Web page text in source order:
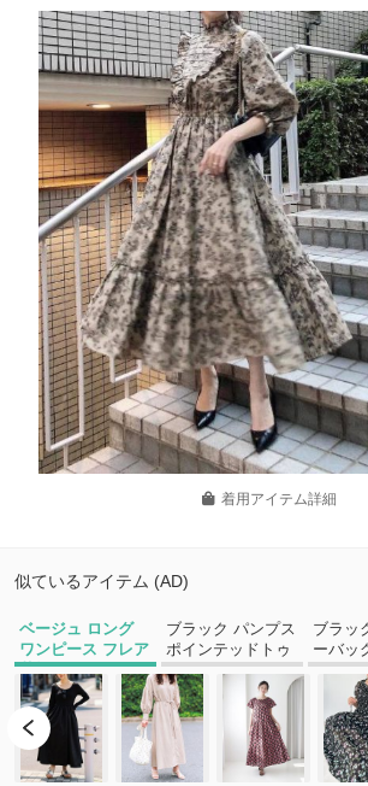
着用アイテム詳細